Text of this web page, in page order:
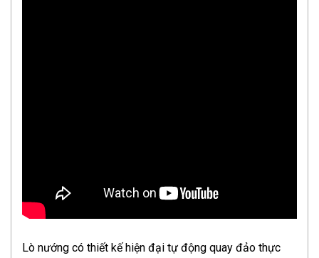
Lò nướng có thiết kế hiện đại tự động quay đảo thực